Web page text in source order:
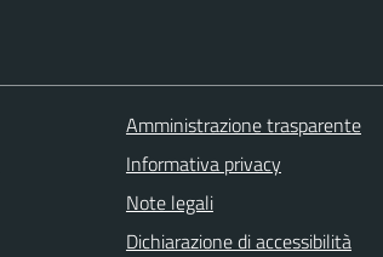
Amministrazione trasparente
Informativa privacy
Note legali
Dichiarazione di accessibilità